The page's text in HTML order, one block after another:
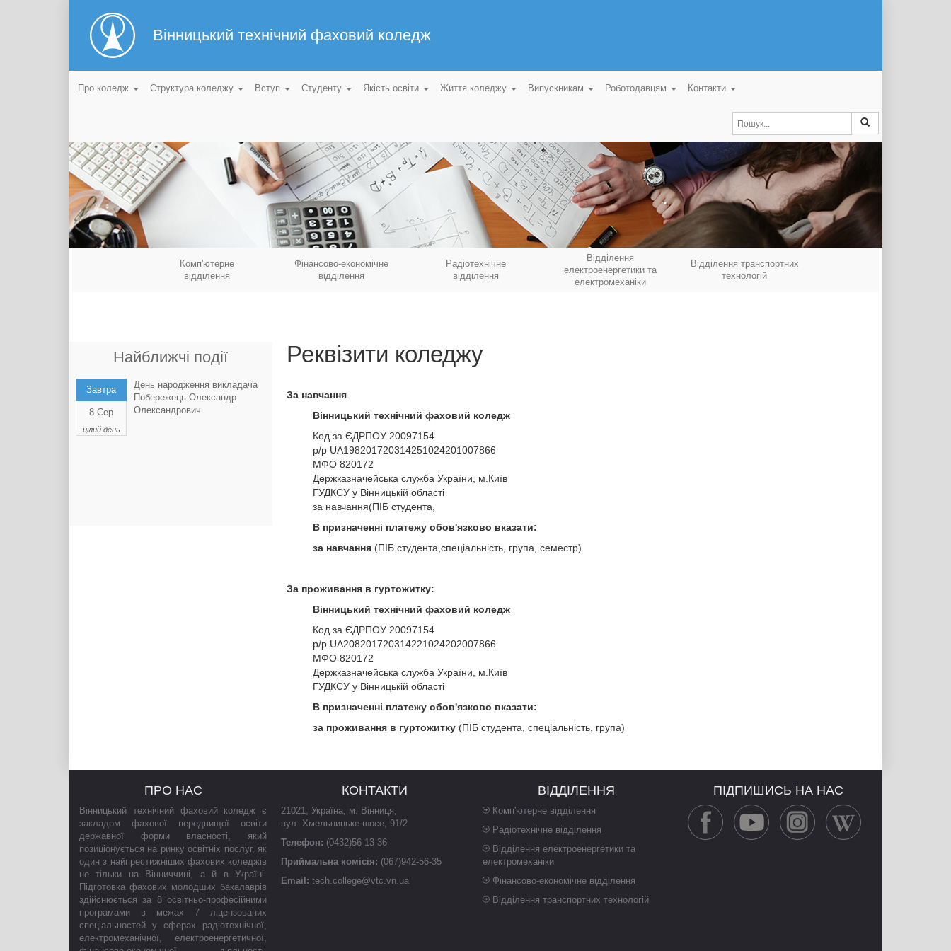
Вінницький технічний фаховий коледж
Про коледж Структура коледжу Вступ Студенту Якість освіти Життя коледжу Випускникам Роботодавцям Контакти
Комп'ютерне
відділення
Фінансово-економічне
відділення
Радіотехнічне
відділення
Відділення
електроенергетики та
електромеханіки
Відділення транспортних
технологій
Реквізити коледжу
За навчання
Вінницький технічний фаховий коледж
Код за ЄДРПОУ 20097154
р/р UA198201720314251024201007866
МФО 820172
Держказначейська служба України, м.Київ
ГУДКСУ у Вінницькій області
за навчання(ПІБ студента,
В призначенні платежу обов'язково вказати:
за навчання (ПІБ студента,спеціальність, група, семестр)
За проживання в гуртожитку:
Вінницький технічний фаховий коледж
Код за ЄДРПОУ 20097154
р/р UA208201720314221024202007866
МФО 820172
Держказначейська служба України, м.Київ
ГУДКСУ у Вінницькій області
В призначенні платежу обов'язково вказати:
за проживання в гуртожитку (ПІБ студента, спеціальність, група)
Найближчі події
Завтра
8 Сер
цілий день
День народження викладача
Побережець Олександр
Олександрович
ПРО НАС
Вінницький технічний фаховий коледж є
закладом фахової передвищої освіти
державної форми власності, який
позиціонується на ринку освітніх послуг, як
один з найпрестижніших фахових коледжів
не тільки на Вінниччині, а й в Україні.
Підготовка фахових молодших бакалаврів
здійснюється за 8 освітньо-професійними
програмами в межах 7 ліцензованих
спеціальностей у сферах радіотехнічної,
електромеханічної, електроенергетичної,
КОНТАКТИ
21021, Україна, м. Вінниця,
вул. Хмельницьке шосе, 91/2
Телефон: (0432)56-13-36
Приймальна комісія: (067)942-56-35
Email: tech.college@vtc.vn.ua
ВІДДІЛЕННЯ
Комп'ютерне відділення
Радіотехнічне відділення
Відділення електроенергетики та
електромеханіки
Фінансово-економічне відділення
Відділення транспортних технологій
ПІДПИШИСЬ НА НАС